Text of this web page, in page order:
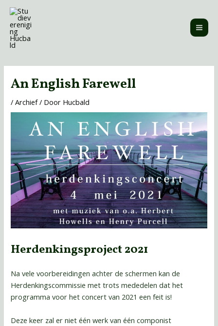
naar
inhoud
An English Farewell
/Archief/ Door Hucbald
Herdenkingsproject 2021
Na vele voorbereidingen achter de schermen kan de
Herdenkingscommissie met trots mededelen dat het
programma voor het concert van 2021 een feit is!
Deze keer zal er niet één werk van één componist